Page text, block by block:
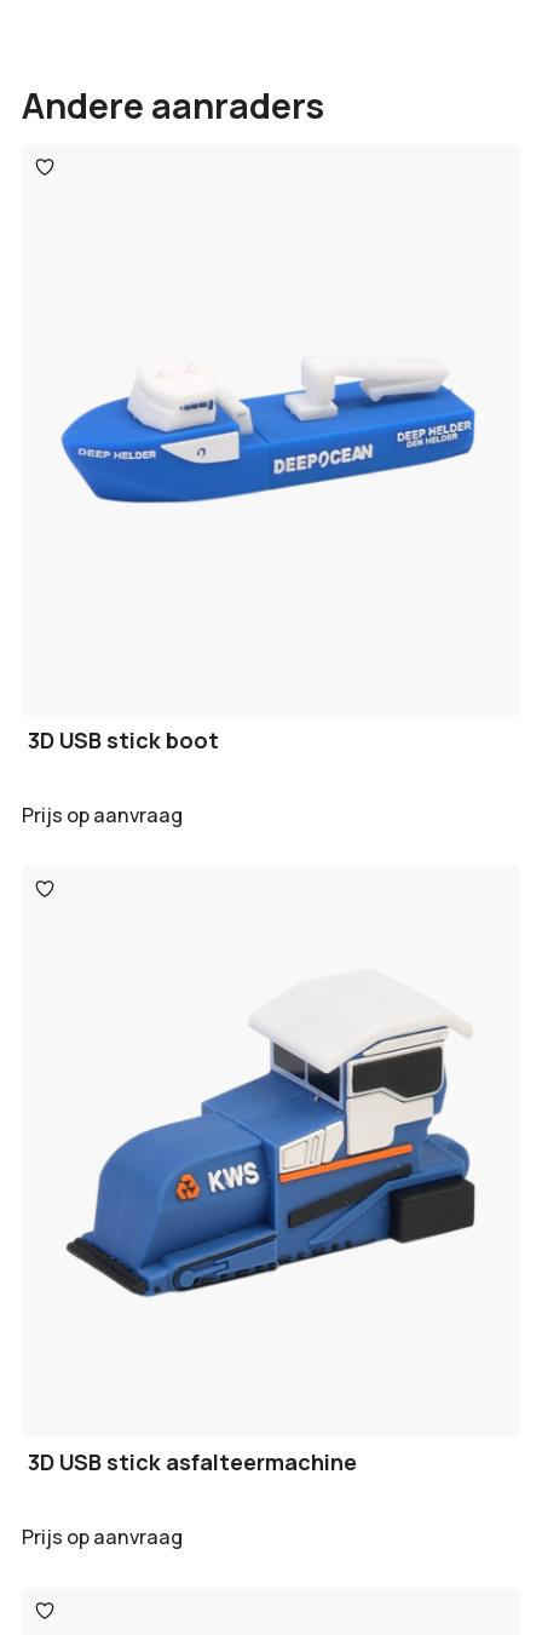
Andere aanraders
Toevoegen
aan
3D USB stick boot
Prijs op aanvraag
Toevoegen
aan
3D USB stick asfalteermachine
Prijs op aanvraag
Toevoegen
aan